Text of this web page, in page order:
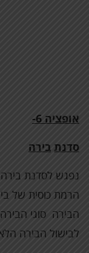
אופציה 6-
סדנת בירה
נפגש לסדנת
הרמת כוסית של
הבירה סוגי
לבישול הבירה